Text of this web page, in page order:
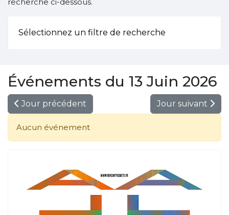
Sélectionnez un filtre de recherche
Événements du 13 Juin 2026
Jour précédent Jour suivant
Aucun événement